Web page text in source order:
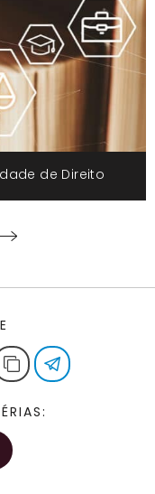
de Direito
Copiar linkTelegram